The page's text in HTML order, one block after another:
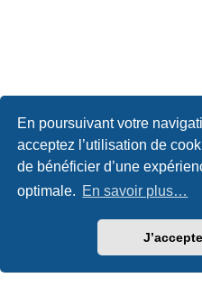
En poursuivant votre
acceptez l’utilisation de
de bénéficier d’une
optimale. En savoir plus…
J’accepte